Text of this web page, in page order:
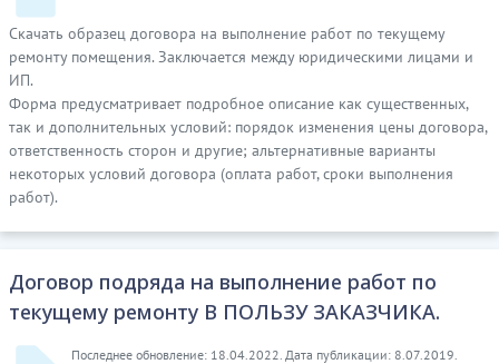
Скачать образец договора на выполнение работ по текущему
ремонту помещения. Заключается между юридическими лицами и
ИП.
Форма предусматривает подробное описание как существенных,
так и дополнительных условий: порядок изменения цены договора,
ответственность сторон и другие; альтернативные варианты
некоторых условий договора (оплата работ, сроки выполнения
работ).
Договор подряда на выполнение работ по
текущему ремонту В ПОЛЬЗУ ЗАКАЗЧИКА.
Последнее обновление: 18.04.2022. Дата публикации: 8.07.2019.